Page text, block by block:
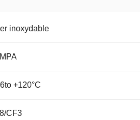
inoxydable
+120°C
CF3